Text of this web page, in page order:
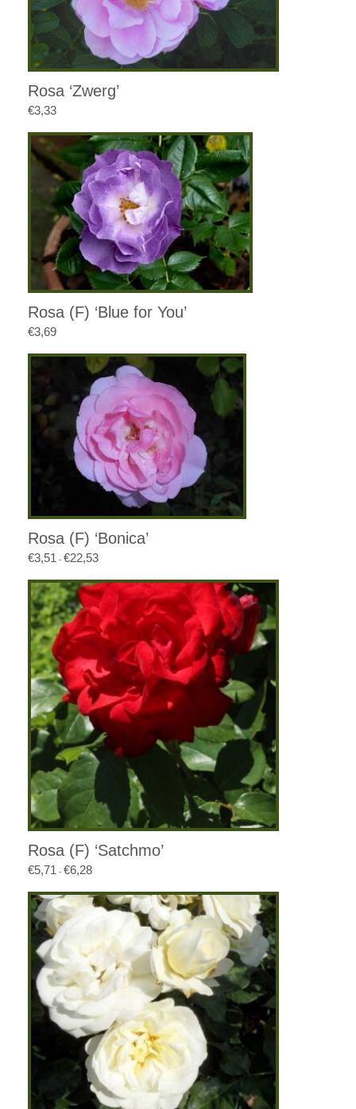
Rosa ‘Zwerg’
€3,33
Rosa (F) ‘Blue for You’
€3,69
Rosa (F) ‘Bonica’
€3,51 - €22,53Prijsklasse:
tot
€22,53
Rosa (F) ‘Satchmo’
€5,71 - €6,28Prijsklasse:
tot